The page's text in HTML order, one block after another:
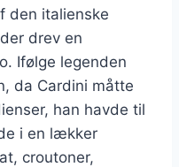
den italienske
drev en
Ifølge legenden
da Cardini måtte
han havde til
i en lækker
croutoner,